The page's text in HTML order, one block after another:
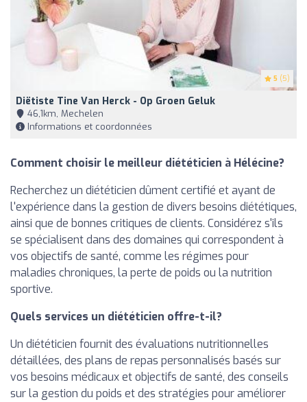
5 (5)
Diëtiste Tine Van Herck - Op Groen Geluk
46,1km, Mechelen
Informations et coordonnées
Comment choisir le meilleur diététicien à Hélécine?
Recherchez un diététicien dûment certifié et ayant de
l'expérience dans la gestion de divers besoins diététiques,
ainsi que de bonnes critiques de clients. Considérez s'ils
se spécialisent dans des domaines qui correspondent à
vos objectifs de santé, comme les régimes pour
maladies chroniques, la perte de poids ou la nutrition
sportive.
Quels services un diététicien offre-t-il?
Un diététicien fournit des évaluations nutritionnelles
détaillées, des plans de repas personnalisés basés sur
vos besoins médicaux et objectifs de santé, des conseils
sur la gestion du poids et des stratégies pour améliorer